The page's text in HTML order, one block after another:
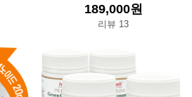
189,000원
리뷰 13